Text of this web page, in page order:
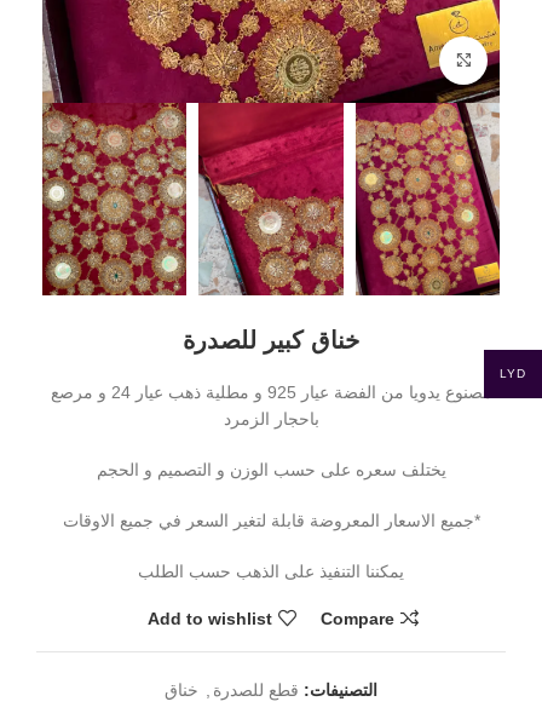
Click to enlarge
خناق كبير للصدرة
مصنوع يدويا من الفضة عيار 925 و مطلية ذهب عيار 24 و مرصع
باحجار الزمرد
يختلف سعره على حسب الوزن و التصميم و الحجم
*جميع الاسعار المعروضة قابلة لتغير السعر في جميع الاوقات
يمكننا التنفيذ على الذهب حسب الطلب
Compare
Add to wishlist
التصنيفات: قطع للصدرة
خناق
LYD